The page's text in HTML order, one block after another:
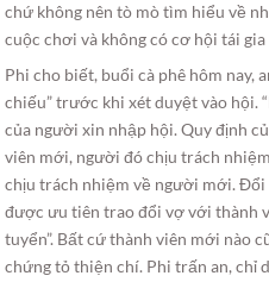
chứ không nên tò mò tìm hiểu về
cuộc chơi và không có cơ hội tái gia
Phi cho biết, buổi cà phê hôm nay,
chiếu” trước khi xét duyệt vào hội.
của người xin nhập hội. Quy định
viên mới, người đó chịu trách
chịu trách nhiệm về người mới.
được ưu tiên trao đổi vợ với thành
tuyển”. Bất cứ thành viên mới nào
chứng tỏ thiện chí. Phi trấn an, chỉ